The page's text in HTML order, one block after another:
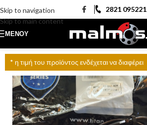
Skip to navigation
Skip to main content
2821 095221
ΜΕΝΟΎ
* η τιμή του προϊόντος ενδέχεται να διαφέρει